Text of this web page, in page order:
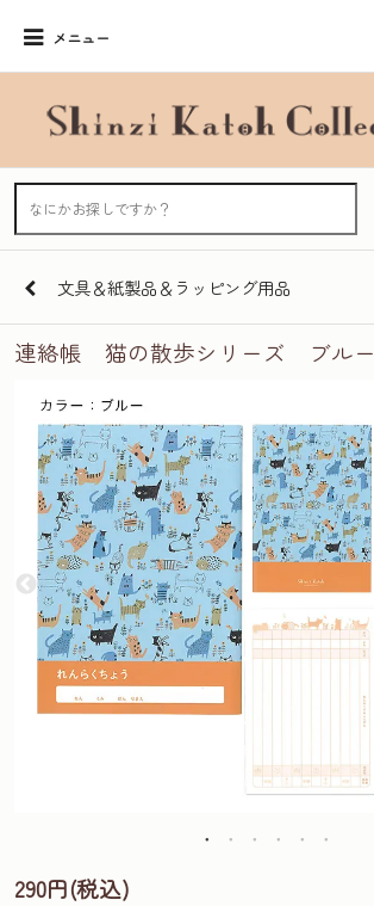
メニュー
文具＆紙製品＆ラッピング用品
連絡帳 猫の散歩シリーズ ブルー
290円(税込)